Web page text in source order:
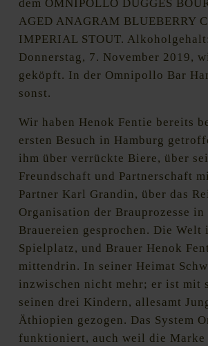
dem OMNIPOLLO DUGGES
AGED ANAGRAM BLUEBERRY
IMPERIAL STOUT.
Donnerstag, 7. November 2019,
geköpft. In der Omnipollo Bar
sonst.
Wir haben Henok Fentie bereits
ersten Besuch in Hamburg
ihm über verrückte Biere, über
Freundschaft und Partnerschaft
Partner Karl Grandin, über das
Organisation der Brauprozesse in
Brauereien gesprochen. Die Welt
Spielplatz, und Brauer Henok
mittendrin. In seiner Heimat
inzwischen nicht mehr; er ist mit
seinen drei Kindern, allesamt
Äthiopien gezogen. Das System
funktioniert, auch weil die